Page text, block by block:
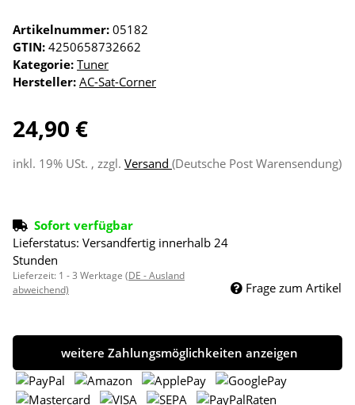
Artikelnummer: 05182
GTIN: 4250658732662
Kategorie: Tuner
Hersteller: AC-Sat-Corner
24,90 €
inkl. 19% USt. , zzgl. Versand (Deutsche Post Warensendung)
Sofort verfügbar
Lieferstatus: Versandfertig innerhalb 24
Stunden
Lieferzeit: 1 - 3 Werktage (DE - Ausland
abweichend)
Frage zum Artikel
weitere Zahlungsmöglichkeiten anzeigen